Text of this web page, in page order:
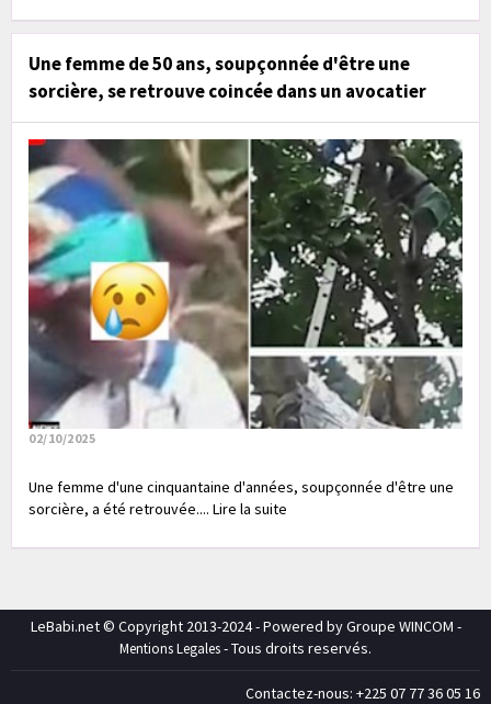
Une femme de 50 ans, soupçonnée d'être une
sorcière, se retrouve coincée dans un avocatier
02/10/2025
Une femme d'une cinquantaine d'années, soupçonnée d'être une
sorcière, a été retrouvée.... Lire la suite
LeBabi.net © Copyright 2013-2024 - Powered by Groupe WINCOM -
Mentions Legales- Tous droits reservés.
Contactez-nous: +225 07 77 36 05 16